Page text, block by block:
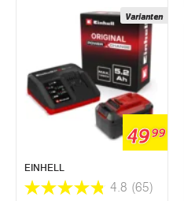
Varianten
4999
EINHELL
4.8 (65)